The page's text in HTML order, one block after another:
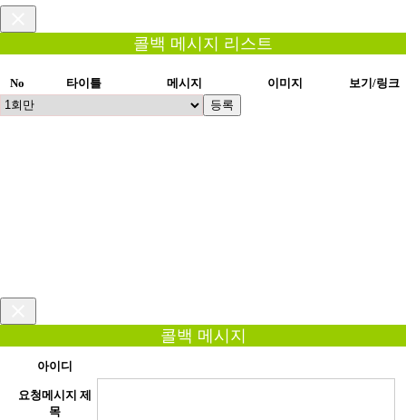
콜백 메시지 리스트
No 타이틀 메시지 이미지
보기/링크
등록
콜백 메시지
아이디
요청메시지 제
목